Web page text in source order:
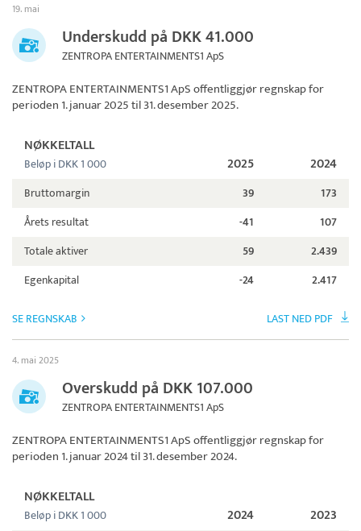
19. mai
Underskudd på DKK 41.000
ZENTROPA ENTERTAINMENTS1 ApS
ZENTROPA ENTERTAINMENTS1 ApSoffentliggjør regnskap for
perioden 1. januar 2025 til 31. desember 2025.
NØKKELTALL
Beløp i DKK 1 000 2025 2024
Bruttomargin 39
173
Årets resultat
-41
107
Totale aktiver
59
2.439
Egenkapital
-24 2.417
SE REGNSKAB LAST NED PDF
4. mai 2025
Overskudd på DKK 107.000
ZENTROPA ENTERTAINMENTS1 ApS
ZENTROPA ENTERTAINMENTS1 ApSoffentliggjør regnskap for
perioden 1. januar 2024 til 31. desember 2024.
NØKKELTALL
Beløp i DKK 1 000 2024 2023